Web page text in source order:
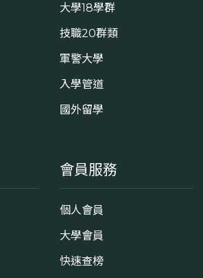
大學18學群
技職20群類
軍警大學
入學管道
國外留學
會員服務
個人會員
大學會員
快速查榜